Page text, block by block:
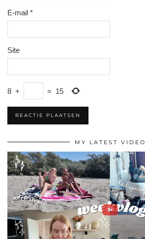
E-mail *
Site
8 + = 15
MY LATEST VIDEO